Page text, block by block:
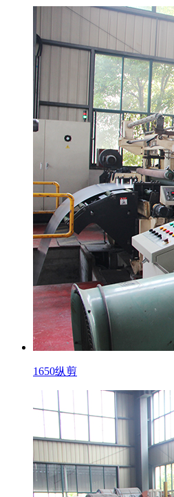
1650纵剪